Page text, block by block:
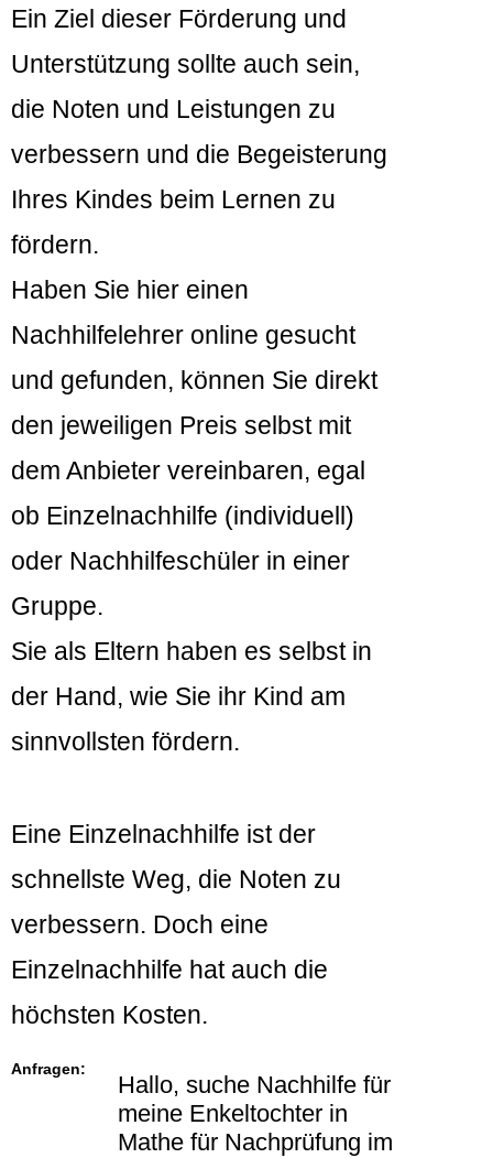
Ein Ziel dieser Förderung und
Unterstützung sollte auch sein,
die Noten und Leistungen zu
verbessern und die Begeisterung
Ihres Kindes beim Lernen zu
fördern.
Haben Sie hier einen
Nachhilfelehrer online gesucht
und gefunden, können Sie direkt
den jeweiligen Preis selbst mit
dem Anbieter vereinbaren, egal
ob Einzelnachhilfe (individuell)
oder Nachhilfeschüler in einer
Gruppe.
Sie als Eltern haben es selbst in
der Hand, wie Sie ihr Kind am
sinnvollsten fördern.
Eine Einzelnachhilfe ist der
schnellste Weg, die Noten zu
verbessern. Doch eine
Einzelnachhilfe hat auch die
höchsten Kosten.
Anfragen:
Hallo, suche Nachhilfe für
meine Enkeltochter in
Mathe für Nachprüfung im